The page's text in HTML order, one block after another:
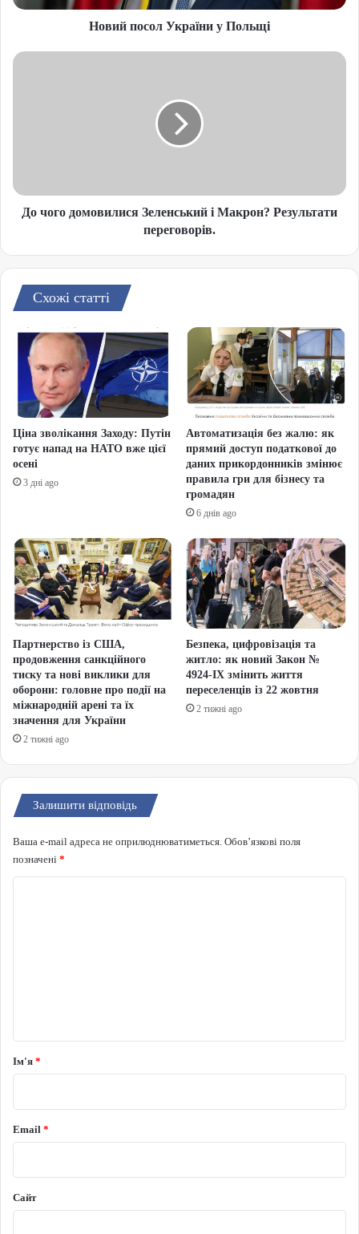
Новий посол України у Польщі
До чого домовилися Зеленський і Макрон? Результати
переговорів.
Схожі статті
Ціна зволікання Заходу: Путін
готує напад на НАТО вже цієї
осені
3 дні ago
Автоматизація без жалю: як
прямий доступ податкової до
даних прикордонників змінює
правила гри для бізнесу та
громадян
6 днів ago
Партнерство із США,
продовження санкційного
тиску та нові виклики для
оборони: головне про події на
міжнародній арені та їх
значення для України
2 тижні ago
Безпека, цифровізація та
житло: як новий Закон №
4924-IX змінить життя
переселенців із 22 жовтня
2 тижні ago
Залишити відповідь
Ваша e-mail адреса не оприлюднюватиметься. Обов’язкові поля
позначені *
Ім'я *
Email *
Сайт